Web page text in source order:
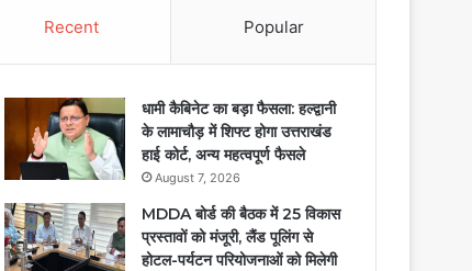
Recent Popular
धामी कैबिनेट का बड़ा फैसला: हल्द्वानी
के लामाचौड़ में शिफ्ट होगा उत्तराखंड
हाई कोर्ट, अन्य महत्वपूर्ण फैसले
August 7, 2026
MDDA बोर्ड की बैठक में 25 विकास
प्रस्तावों को मंजूरी, लैंड पूलिंग से
होटल-पर्यटन परियोजनाओं को मिलेगी